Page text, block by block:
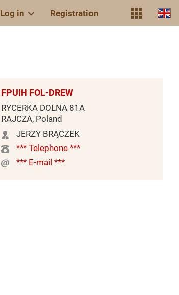
Log in Registration
FPUIH FOL-DREW
RYCERKA DOLNA 81A
RAJCZA, Poland
JERZY BRĄCZEK
*** Telephone ***
*** E-mail ***